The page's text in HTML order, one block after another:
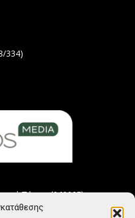
334)
Τύπου (242225)